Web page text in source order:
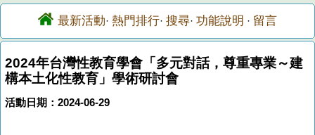
最新活動· 熱門排行· 搜尋· 功能說明 · 留言
2024年台灣性教育學會「多元對話，尊重專業～建
構本土化性教育」學術研討會
活動日期：2024-06-29